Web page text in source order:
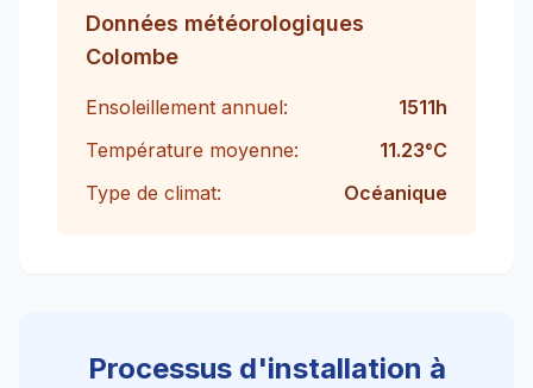
Données météorologiques
Colombe
Ensoleillement annuel: 1511h
Température moyenne:
11.23°C
Type de climat:
Océanique
Processus d'installation à